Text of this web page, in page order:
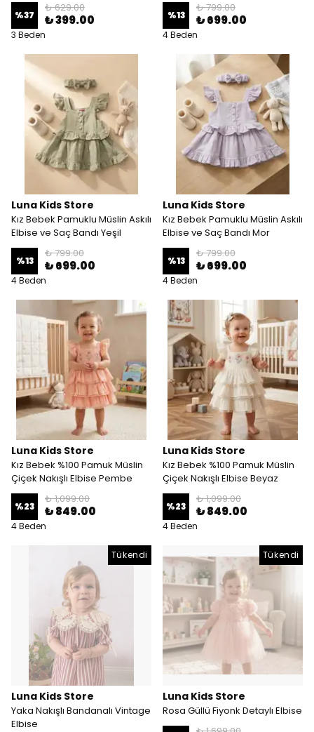
%37
₺ 629.00
₺ 399.00
3 Beden
%13
₺ 799.00
₺ 699.00
4 Beden
Luna Kids Store
Kız Bebek Pamuklu Müslin Askılı
Elbise ve Saç Bandı Yeşil
%13
₺ 799.00
₺ 699.00
4 Beden
Luna Kids Store
Kız Bebek Pamuklu Müslin Askılı
Elbise ve Saç Bandı Mor
%13
₺ 799.00
₺ 699.00
4 Beden
Luna Kids Store
Kız Bebek %100 Pamuk Müslin
Çiçek Nakışlı Elbise Pembe
%23
₺ 1,099.00
₺ 849.00
4 Beden
Luna Kids Store
Kız Bebek %100 Pamuk Müslin
Çiçek Nakışlı Elbise Beyaz
%23
₺ 1,099.00
₺ 849.00
4 Beden
Tükendi
Luna Kids Store
Yaka Nakışlı Bandanalı Vintage
Elbise
Tükendi
Luna Kids Store
Rosa Güllü Fiyonk Detaylı Elbise